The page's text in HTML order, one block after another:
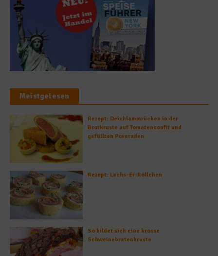
Meistgelesen
Rezept: Deichlammrücken in der
Brotkruste auf Tomatenconfit und
gefüllten Poveraden
Rezept: Lachs-Ei-Röllchen
So bildet sich eine krosse
Schweinebratenkruste